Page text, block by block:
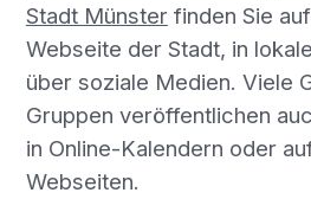
Stadt Münsterfinden Sie
Webseite der Stadt, in
über soziale Medien. Viele
Gruppen veröffentlichen
in Online-Kalendern oder
Webseiten.